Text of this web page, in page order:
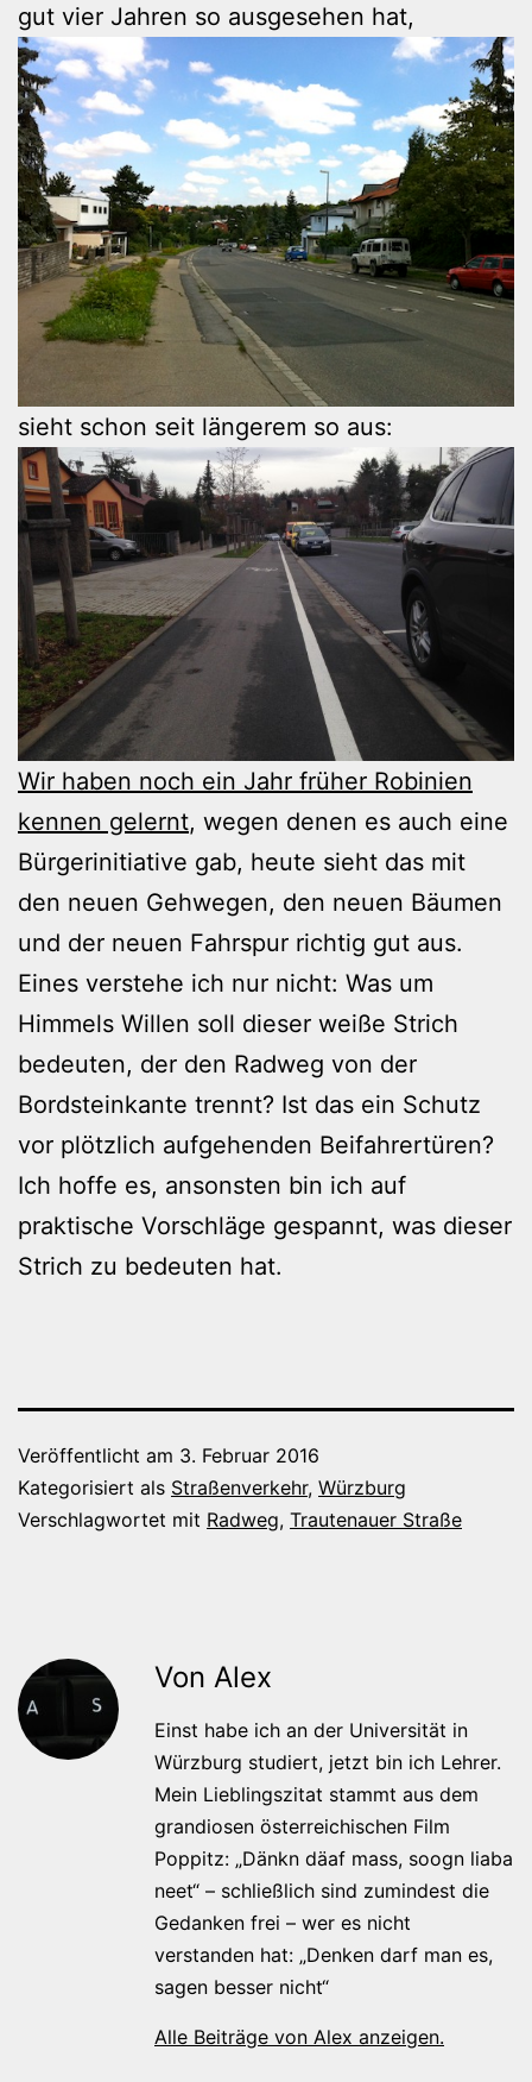
gut vier Jahren so ausgesehen hat,
sieht schon seit längerem so aus:
Wir haben noch ein Jahr früher Robinien
kennen gelernt, wegen denen es auch eine
Bürgerinitiative gab, heute sieht das mit
den neuen Gehwegen, den neuen Bäumen
und der neuen Fahrspur richtig gut aus.
Eines verstehe ich nur nicht: Was um
Himmels Willen soll dieser weiße Strich
bedeuten, der den Radweg von der
Bordsteinkante trennt? Ist das ein Schutz
vor plötzlich aufgehenden Beifahrertüren?
Ich hoffe es, ansonsten bin ich auf
praktische Vorschläge gespannt, was dieser
Strich zu bedeuten hat.
Veröffentlicht am 3. Februar 2016
Kategorisiert als Straßenverkehr, Würzburg
Verschlagwortet mit Radweg, Trautenauer Straße
Von Alex
Einst habe ich an der Universität in
Würzburg studiert, jetzt bin ich Lehrer.
Mein Lieblingszitat stammt aus dem
grandiosen österreichischen Film
Poppitz: „Dänkn däaf mass, soogn liaba
neet“ – schließlich sind zumindest die
Gedanken frei – wer es nicht
verstanden hat: „Denken darf man es,
sagen besser nicht“
Alle Beiträge von Alex anzeigen.